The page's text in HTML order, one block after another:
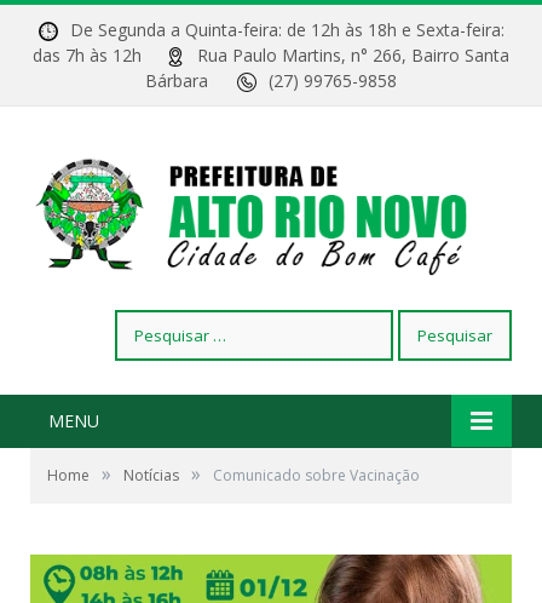
De Segunda a Quinta-feira: de 12h às 18h e Sexta-feira:
das 7h às 12h
Rua Paulo Martins, n° 266, Bairro Santa
Bárbara
(27) 99765-9858
por:
MENU
Home » Notícias » Comunicado sobre Vacinação